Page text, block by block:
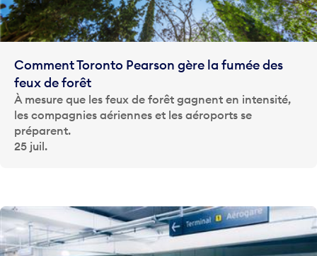
Comment Toronto Pearson gère la fumée des
feux de forêt
À mesure que les feux de forêt gagnent en intensité,
les compagnies aériennes et les aéroports se
préparent.
25 juil.